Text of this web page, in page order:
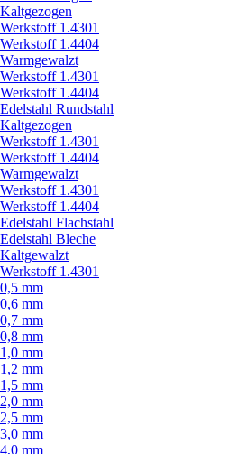
Kaltgezogen
Werkstoff 1.4301
Werkstoff 1.4404
Warmgewalzt
Werkstoff 1.4301
Werkstoff 1.4404
Edelstahl Rundstahl
Kaltgezogen
Werkstoff 1.4301
Werkstoff 1.4404
Warmgewalzt
Werkstoff 1.4301
Werkstoff 1.4404
Edelstahl Flachstahl
Edelstahl Bleche
Kaltgewalzt
Werkstoff 1.4301
0,5 mm
0,6 mm
0,7 mm
0,8 mm
1,0 mm
1,2 mm
1,5 mm
2,0 mm
2,5 mm
3,0 mm
4,0 mm